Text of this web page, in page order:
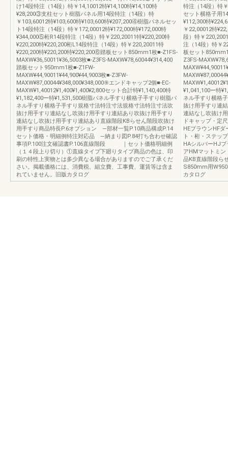
け14段特注（14段）特￥14,10012特¥14,100特¥14,100特
¥28,200③支柱セット樹脂パネル用14段特注（14段）特
￥103,60012特¥103,600特¥103,600特¥207,200④樹脂パネルセッ
ト14段特注（14段）特￥172,00012特¥172,000特¥172,000特
¥344,000⑤桁R14段特注（14段）特￥220,20011特¥220,200特
¥220,200特¥220,200桁L14段特注（14段）特￥220,20011特
¥220,200特¥220,200特¥220,200⑥踏板セット850mm1枚■-Z1FS-
MAXW¥36,50011¥36,5003枚■-Z3FS-MAXW¥78,60044¥314,400
踏板セット950mm1枚■-Z1FW-
MAXW¥44,90011¥44,900¥44,9003枚■-Z3FW-
MAXW¥87,00044¥348,000¥348,000⑨エンドキャップ2個■-EC-
MAXW¥1,40012¥1,400¥1,400¥2,800セット合計特¥1,140,400特
¥1,182,400ー特¥1,531,500樹脂パネル手すり横格子手すり樹脂パ
ネル手すり横格子手すり規格寸法特注寸法規格寸法特注寸法吹
抜け用手すり連結なし吹抜け用手すり連結あり吹抜け用手すり
連結なし吹抜け用手すり連結あり直線階段KBらせん階段吹抜け
用手すり商品特長P.6オプション —部材一覧P.10商品構成P.14
セット価格・明細例特注対応品 —納まり図P.84打ち合わせ確認
事項P.100注文確認書P.106直線階段 ｜セット価格明細例
（１４段上り切り）①直線タイプ下廻りタイプ商品の色は、印
刷の特性上実物とは多少異なる場合がありますのでご了承くだ
さい。掲載価格には、消費税、組立費、工事費、運賃等は含ま
れていません。旧版カタログ
特注（14段）特
セット横格子用
¥112,300特
￥22,00012特
段）特￥
注（14段）特￥
板セット
Z3FS-
¥1,041,100ー特
ネル手すり横格
抜け用手すり連
連結なし吹抜け
ドキャップ・定
HEブラウンHF
ト・桁・ステッ
HAシルバーHJ
アHMマットミン
品KB直線階段ら
S850mm用
カタログ